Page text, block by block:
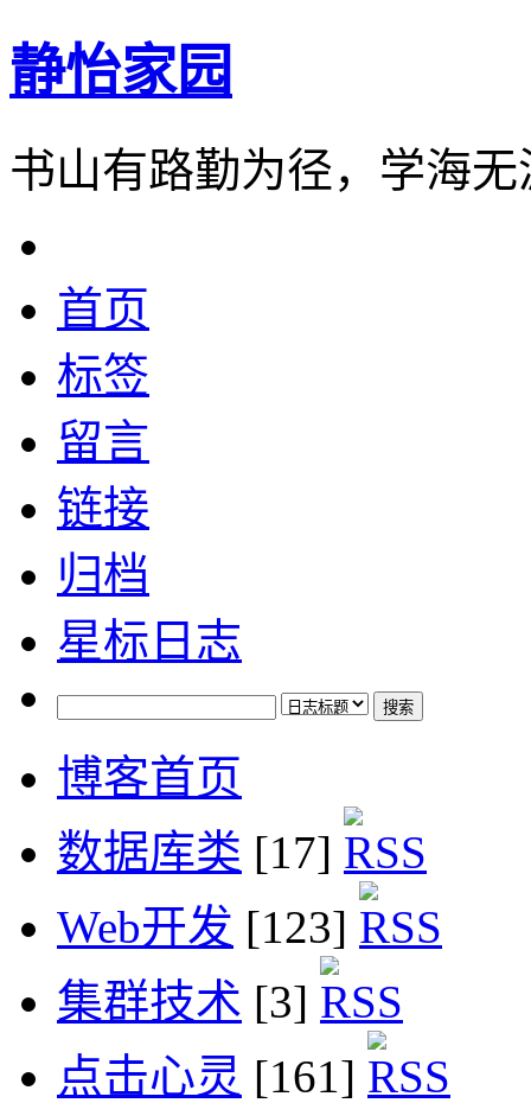
静怡家园
书山有路勤为径，学海
首页
标签
留言
链接
归档
星标日志
博客首页
数据库类 [17]
Web开发 [123]
集群技术 [3]
点击心灵 [161]